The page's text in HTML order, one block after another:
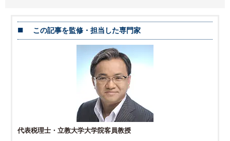
この記事を監修・担当した専門家
代表税理士・立教大学大学院客員教授